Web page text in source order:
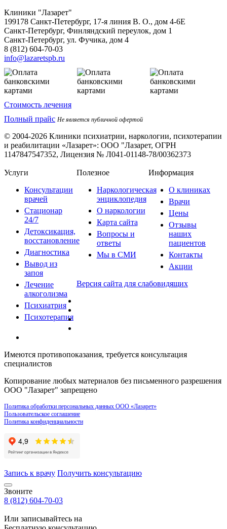
Клиники "Лазарет"
199178 Санкт-Петербург, 17-я линия В. О., дом 4-6Е
Санкт-Петербург, Финляндский переулок, дом 1
Санкт-Петербург, ул. Фучика, дом 4
8 (812) 604-70-03
info@lazaretspb.ru
Стоимость лечения
Полный прайс Не является публичной офертой
© 2004-2026 Клиники психиатрии, наркологии, психотерапии
и реабилитации «Лазарет»: ООО "Лазарет, ОГРН
1147847547352, Лицензия № Л041-01148-78/00362373
Услуги
Консультации
врачей
Стационар
24/7
Детоксикация,
восстановление
Диагностика
Вывод из
запоя
Лечение
алкоголизма
Психиатрия
Психотерапия
Полезное
Наркологическая
энциклопедия
О наркологии
Карта сайта
Вопросы и
ответы
Мы в СМИ
Информация
О клиниках
Врачи
Цены
Отзывы
наших
пациентов
Контакты
Акции
Версия сайта для слабовидящих
Имеются противопоказания, требуется консультация
специалистов
Копирование любых материалов без письменного разрешения
ООО "Лазарет" запрещено
Политика обработки персональных данных ООО «Лазарет»
Пользовательское соглашение
Политика конфиденциальности
Запись к врачу Получить консультацию
Звоните
8 (812) 604-70-03
Или записывайтесь на